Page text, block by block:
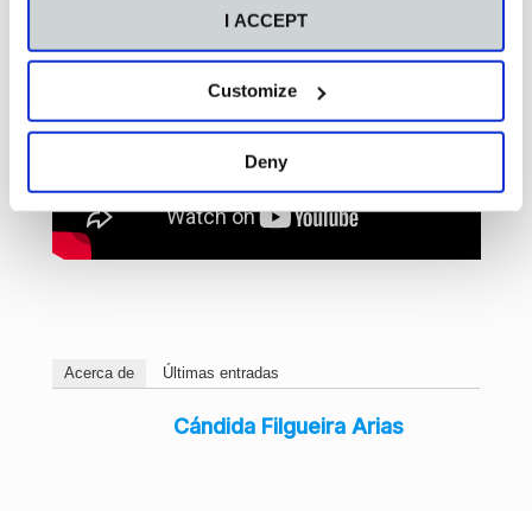
I ACCEPT
Customize
Deny
Acerca de Últimas entradas
Cándida Filgueira Arias